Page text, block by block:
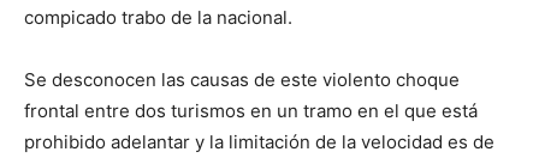
compicado trabo de la nacional.
Se desconocen las causas de este violento choque
frontal entre dos turismos en un tramo en el que está
prohibido adelantar y la limitación de la velocidad es de